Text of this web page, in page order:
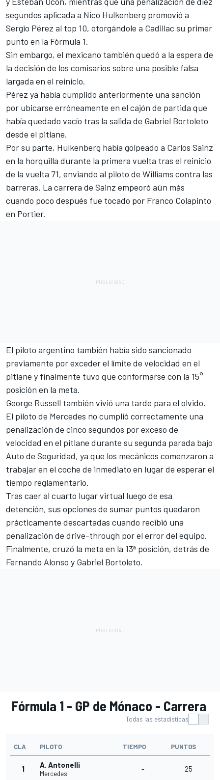
segundos aplicada a Nico Hulkenberg promovió a
Sergio Pérez al top 10, otorgándole a Cadillac su primer
punto en la Fórmula 1.
Sin embargo, el mexicano también quedó a la espera de
la decisión de los comisarios sobre una posible falsa
largada en el reinicio.
Pérez ya había cumplido anteriormente una sanción
por ubicarse erróneamente en el cajón de partida que
había quedado vacío tras la salida de Gabriel Bortoleto
desde el pitlane.
Por su parte, Hulkenberg había golpeado a Carlos Sainz
en la horquilla durante la primera vuelta tras el reinicio
de la vuelta 71, enviando al piloto de Williams contra las
barreras. La carrera de Sainz empeoró aún más
cuando poco después fue tocado por Franco Colapinto
en Portier.
El piloto argentino también había sido sancionado
previamente por exceder el límite de velocidad en el
pitlane y finalmente tuvo que conformarse con la 15°
posición en la meta.
George Russell también vivió una tarde para el olvido.
El piloto de Mercedes no cumplió correctamente una
penalización de cinco segundos por exceso de
velocidad en el pitlane durante su segunda parada bajo
Auto de Seguridad, ya que los mecánicos comenzaron a
trabajar en el coche de inmediato en lugar de esperar el
tiempo reglamentario.
Tras caer al cuarto lugar virtual luego de esa
detención, sus opciones de sumar puntos quedaron
prácticamente descartadas cuando recibió una
penalización de drive-through por el error del equipo.
Finalmente, cruzó la meta en la 13ª posición, detrás de
Fernando Alonso y Gabriel Bortoleto.
Fórmula 1 - GP de Mónaco - Carrera
Todas las estadísticas
CLA PILOTO TIEMPO PUNTOS
1 A. Antonelli
Mercedes
- 25